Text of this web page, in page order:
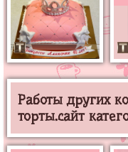
Работы других
торты.сайт